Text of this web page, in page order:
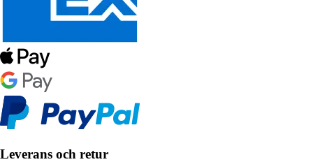
Leverans och retur